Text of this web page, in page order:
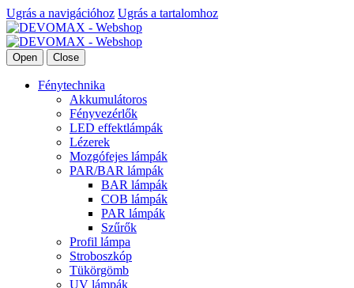
Ugrás a navigációhoz Ugrás a tartalomhoz
Open Close
Fénytechnika
Akkumulátoros
Fényvezérlők
LED effektlámpák
Lézerek
Mozgófejes lámpák
PAR/BAR lámpák
BAR lámpák
COB lámpák
PAR lámpák
Szűrők
Profil lámpa
Stroboszkóp
Tükörgömb
UV lámpák